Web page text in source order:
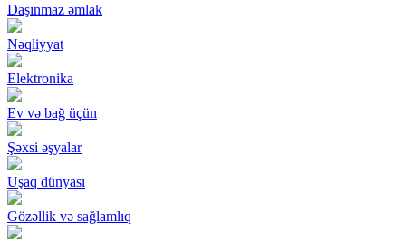
Daşınmaz əmlak
Nəqliyyat
Elektronika
Ev və bağ üçün
Şəxsi əşyalar
Uşaq dünyası
Gözəllik və sağlamlıq